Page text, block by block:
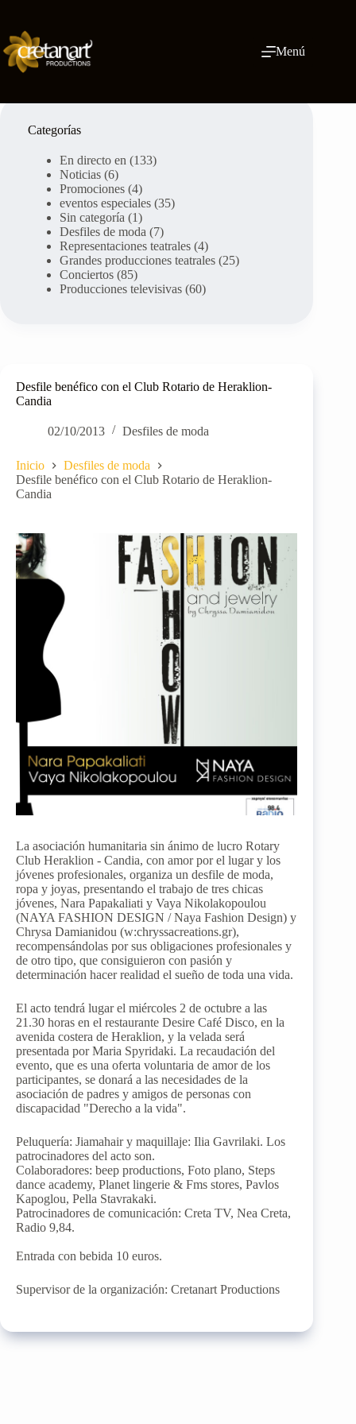
contenido
Menú
Desfile benéfico con el Club Rotario de Heraklion-
Candia
02/10/2013 Desfiles de moda
Inicio
Desfiles de moda
Desfile benéfico con el Club Rotario de Heraklion-
Candia
La asociación humanitaria sin ánimo de lucro Rotary
Club Heraklion - Candia, con amor por el lugar y los
jóvenes profesionales, organiza un desfile de moda,
ropa y joyas, presentando el trabajo de tres chicas
jóvenes, Nara Papakaliati y Vaya Nikolakopoulou
(NAYA FASHION DESIGN / Naya Fashion Design) y
Chrysa Damianidou (w:chryssacreations.gr),
recompensándolas por sus obligaciones profesionales y
de otro tipo, que consiguieron con pasión y
determinación hacer realidad el sueño de toda una vida.
El acto tendrá lugar el miércoles 2 de octubre a las
21.30 horas en el restaurante Desire Café Disco, en la
avenida costera de Heraklion, y la velada será
presentada por Maria Spyridaki. La recaudación del
evento, que es una oferta voluntaria de amor de los
participantes, se donará a las necesidades de la
asociación de padres y amigos de personas con
discapacidad "Derecho a la vida".
Peluquería: Jiamahair y maquillaje: Ilia Gavrilaki. Los
patrocinadores del acto son.
Colaboradores: beep productions, Foto plano, Steps
dance academy, Planet lingerie & Fms stores, Pavlos
Kapoglou, Pella Stavrakaki.
Patrocinadores de comunicación: Creta TV, Nea Creta,
Radio 9,84.
Entrada con bebida 10 euros.
Supervisor de la organización: Cretanart Productions
Categorías
En directo en (133)
Noticias (6)
Promociones (4)
eventos especiales (35)
Sin categoría (1)
Desfiles de moda (7)
Representaciones teatrales (4)
Grandes producciones teatrales (25)
Conciertos (85)
Producciones televisivas (60)